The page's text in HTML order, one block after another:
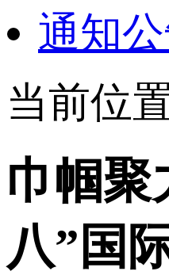
通知
当前位
巾帼
八”国